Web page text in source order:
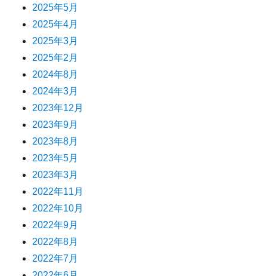
2025年5月
2025年4月
2025年3月
2025年2月
2024年8月
2024年3月
2023年12月
2023年9月
2023年8月
2023年5月
2023年3月
2022年11月
2022年10月
2022年9月
2022年8月
2022年7月